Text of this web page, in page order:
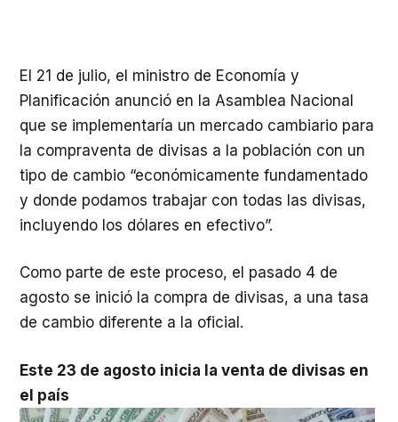
El 21 de julio, el ministro de Economía y
Planificación anunció en la Asamblea Nacional
que se implementaría un mercado cambiario para
la compraventa de divisas a la población con un
tipo de cambio “económicamente fundamentado
y donde podamos trabajar con todas las divisas,
incluyendo los dólares en efectivo”.
Como parte de este proceso, el pasado 4 de
agosto se inició la compra de divisas, a una tasa
de cambio diferente a la oficial.
Este 23 de agosto inicia la venta de divisas en
el país